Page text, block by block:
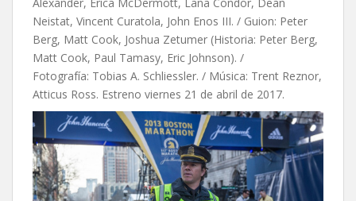
Neistat, Vincent Curatola, John Enos III. / Guion: Peter
Berg, Matt Cook, Joshua Zetumer (Historia: Peter Berg,
Matt Cook, Paul Tamasy, Eric Johnson). /
Fotografía: Tobias A. Schliessler. / Música: Trent Reznor,
Atticus Ross. Estreno viernes 21 de abril de 2017.